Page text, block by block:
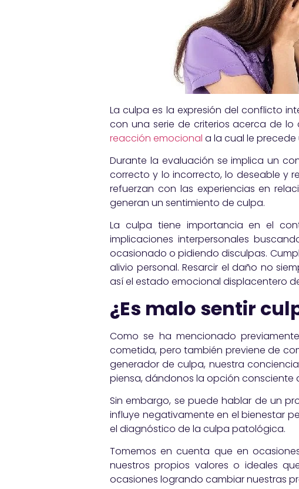
La culpa es la expresión del conflicto
con una serie de criterios acerca de
reacción emocional a la cual le
Durante la evaluación se implica un
correcto y lo incorrecto, lo deseable y
refuerzan con las experiencias en
generan un sentimiento de culpa.
La culpa tiene importancia en el
implicaciones interpersonales
ocasionado o pidiendo disculpas.
alivio personal. Resarcir el daño no
así el estado emocional displacentero
¿Es malo sentir
Como se ha mencionado
cometida, pero también previene de
generador de culpa, nuestra
piensa, dándonos la opción consciente
Sin embargo, se puede hablar de un
influye negativamente en el bienestar
el diagnóstico de la culpa patológica.
Tomemos en cuenta que en
nuestros propios valores o ideales
ocasiones logrando cambiar nuestras